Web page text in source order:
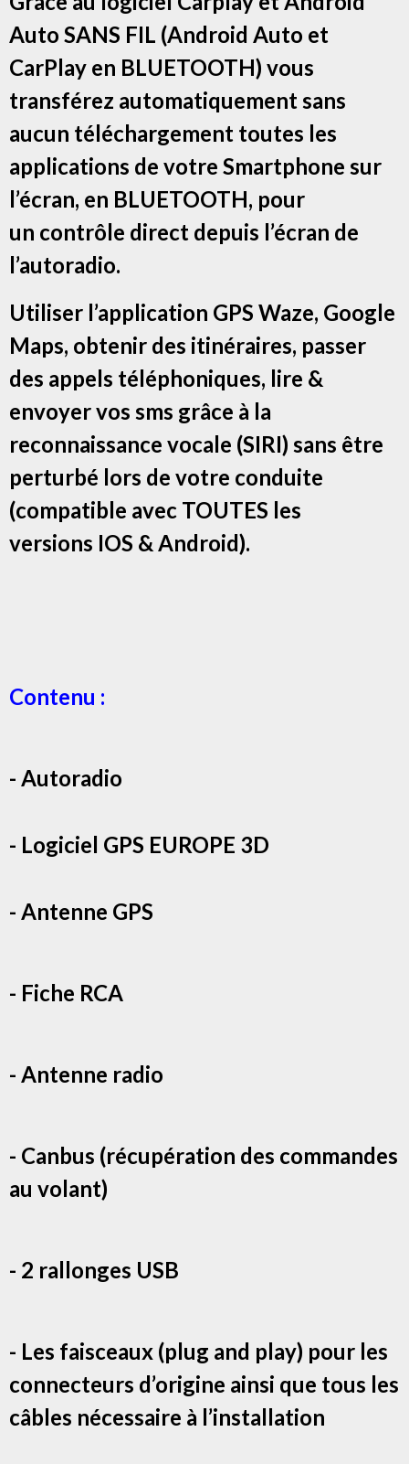
Auto SANS FIL (Android Auto et
CarPlay en BLUETOOTH) vous
transférez automatiquement sans
aucun téléchargement toutes les
applications de votre Smartphone sur
l’écran, en BLUETOOTH, pour
un contrôle direct depuis l’écran de
l’autoradio.
Utiliser l’application GPS Waze, Google
Maps, obtenir des itinéraires, passer
des appels téléphoniques, lire &
envoyer vos sms grâce à la
reconnaissance vocale (SIRI) sans être
perturbé lors de votre conduite
(compatible avec TOUTES les
versions IOS & Android).
Contenu :
- Autoradio
- Logiciel GPS EUROPE 3D
- Antenne GPS
- Fiche RCA
- Antenne radio
- Canbus (récupération des commandes
au volant)
- 2 rallonges USB
- Les faisceaux (plug and play) pour les
connecteurs d’origine ainsi que tous les
câbles nécessaire à l’installation